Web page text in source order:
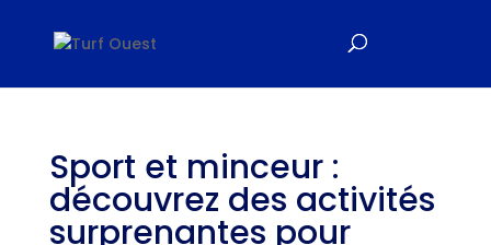
Sport et minceur :
découvrez des activités
surprenantes pour